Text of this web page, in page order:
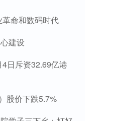
命和数码时代
建设
日斥资32.69亿港
股价下跌5.7%